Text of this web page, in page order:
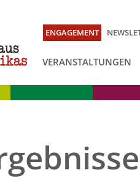
ENGAGEMENT
VERANSTALTUNGEN